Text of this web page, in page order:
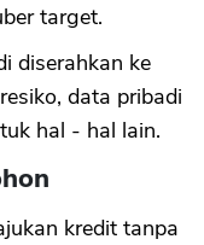
target.
diserahkan ke
data pribadi
hal - hal lain.
kredit tanpa